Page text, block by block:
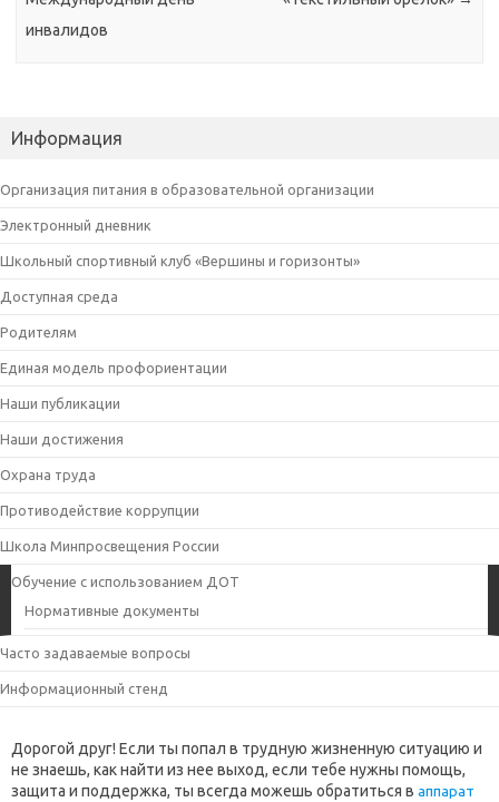
инвалидов
Информация
Организация питания в образовательной организации
Электронный дневник
Школьный спортивный клуб «Вершины и горизонты»
Доступная среда
Родителям
Единая модель профориентации
Наши публикации
Наши достижения
Охрана труда
Противодействие коррупции
Школа Минпросвещения России
Обучение с использованием ДОТ
Нормативные документы
Часто задаваемые вопросы
Информационный стенд
Дорогой друг! Если ты попал в трудную жизненную ситуацию и
не знаешь, как найти из нее выход, если тебе нужны помощь,
защита и поддержка, ты всегда можешь обратиться в аппарат